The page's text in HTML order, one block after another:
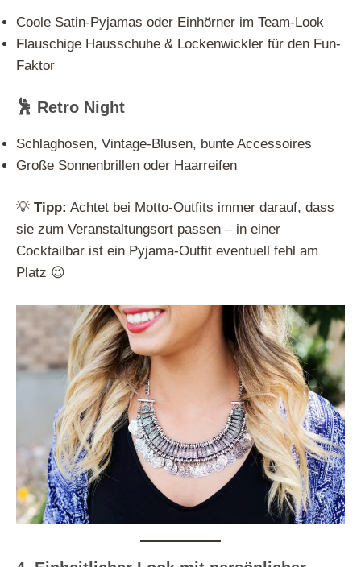
Coole Satin-Pyjamas oder Einhörner im Team-Look
Flauschige Hausschuhe & Lockenwickler für den Fun-
Faktor
🕺 Retro Night
Schlaghosen, Vintage-Blusen, bunte Accessoires
Große Sonnenbrillen oder Haarreifen
💡 Tipp: Achtet bei Motto-Outfits immer darauf, dass
sie zum Veranstaltungsort passen – in einer
Cocktailbar ist ein Pyjama-Outfit eventuell fehl am
Platz 😉